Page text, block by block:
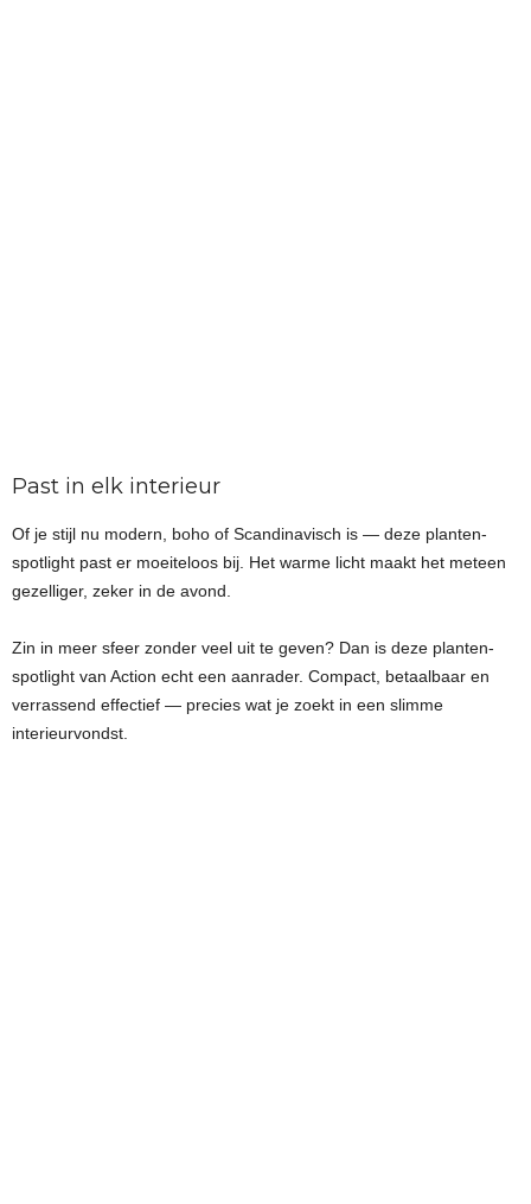
Past in elk interieur
Of je stijl nu modern, boho of Scandinavisch is — deze planten-
spotlight past er moeiteloos bij. Het warme licht maakt het meteen
gezelliger, zeker in de avond.
Zin in meer sfeer zonder veel uit te geven? Dan is deze planten-
spotlight van Action echt een aanrader. Compact, betaalbaar en
verrassend effectief — precies wat je zoekt in een slimme
interieurvondst.